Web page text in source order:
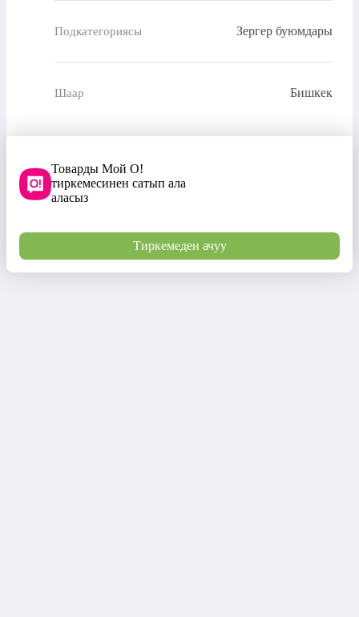
Подкатегориясы Зергер буюмдары
Шаар Бишкек
Товарды Мой О!
тиркемесинен сатып ала
аласыз
Тиркемеден ачуу